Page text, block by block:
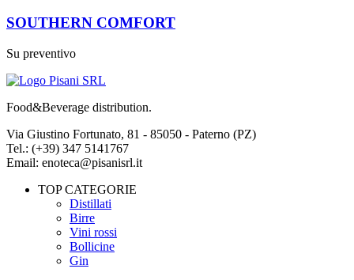
SOUTHERN COMFORT
Su preventivo
Food&Beverage distribution.
Via Giustino Fortunato, 81 - 85050 - Paterno (PZ)
Tel.: (+39) 347 5141767
Email: enoteca@pisanisrl.it
TOP CATEGORIE
Distillati
Birre
Vini rossi
Bollicine
Gin